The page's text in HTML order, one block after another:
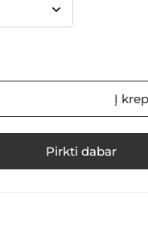
Į
Pirkti dabar